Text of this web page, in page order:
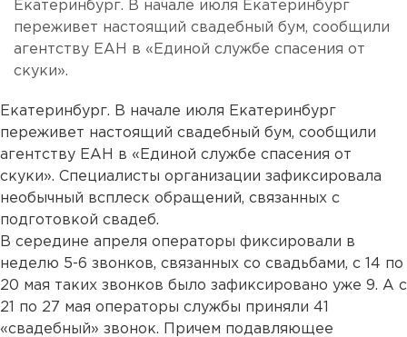
Екатеринбург. В начале июля Екатеринбург
переживет настоящий свадебный бум, сообщили
агентству ЕАН в «Единой службе спасения от
скуки».
Екатеринбург. В начале июля Екатеринбург
переживет настоящий свадебный бум, сообщили
агентству ЕАН в «Единой службе спасения от
скуки». Специалисты организации зафиксировала
необычный всплеск обращений, связанных с
подготовкой свадеб.
В середине апреля операторы фиксировали в
неделю 5-6 звонков, связанных со свадьбами, с 14 по
20 мая таких звонков было зафиксировано уже 9. А с
21 по 27 мая операторы службы приняли 41
«свадебный» звонок. Причем подавляющее